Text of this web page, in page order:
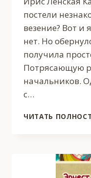
постели
везение? Вот и
нет. Но
получила
Потрясающую
начальников.
с…
ЧИТАТЬ